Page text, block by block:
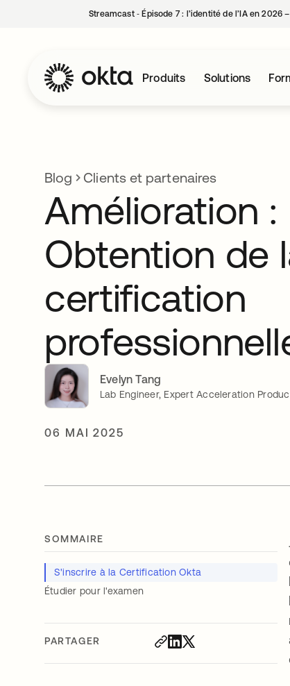
Streamcast ‑ Épisode 7 : l’identité de l’IA en 2026
Produits Solutions
Blog Clients et partenaires
Amélioration :
Obtention de
certification
Evelyn Tang
Lab Engineer, Expert Acceleration
06 MAI 2025
SOMMAIRE
S'inscrire à la Certification Okta
Étudier pour l'examen
PARTAGER